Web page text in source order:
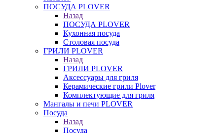
ПОСУДА PLOVER
Назад
ПОСУДА PLOVER
Кухонная посуда
Столовая посуда
ГРИЛИ PLOVER
Назад
ГРИЛИ PLOVER
Аксессуары для гриля
Керамические грили Plover
Комплектующие для гриля
Мангалы и печи PLOVER
Посуда
Назад
Посуда